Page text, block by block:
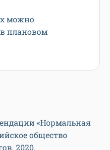
можно
плановом
«Нормальная
общество
2020.